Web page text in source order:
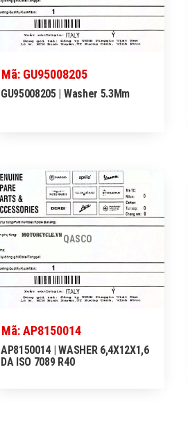
Mã: GU95008205
GU95008205 | Washer 5.3Mm
QASCO
Mã: AP8150014
AP8150014 | WASHER 6,4X12X1,6
DA ISO 7089 R40